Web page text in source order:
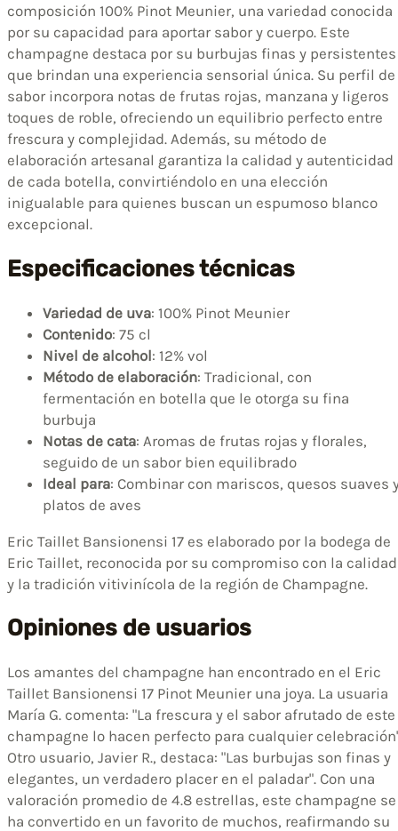
composición 100% Pinot Meunier, una variedad conocida
por su capacidad para aportar sabor y cuerpo. Este
champagne destaca por su burbujas finas y persistentes
que brindan una experiencia sensorial única. Su perfil de
sabor incorpora notas de frutas rojas, manzana y ligeros
toques de roble, ofreciendo un equilibrio perfecto entre
frescura y complejidad. Además, su método de
elaboración artesanal garantiza la calidad y autenticidad
de cada botella, convirtiéndolo en una elección
inigualable para quienes buscan un espumoso blanco
excepcional.
Especificaciones técnicas
Variedad de uva: 100% Pinot Meunier
Contenido: 75 cl
Nivel de alcohol: 12% vol
Método de elaboración: Tradicional, con
fermentación en botella que le otorga su fina
burbuja
Notas de cata: Aromas de frutas rojas y florales,
seguido de un sabor bien equilibrado
Ideal para: Combinar con mariscos, quesos suaves
platos de aves
Eric Taillet Bansionensi 17 es elaborado por la bodega de
Eric Taillet, reconocida por su compromiso con la calidad
y la tradición vitivinícola de la región de Champagne.
Opiniones de usuarios
Los amantes del champagne han encontrado en el Eric
Taillet Bansionensi 17 Pinot Meunier una joya. La usuaria
María G. comenta: "La frescura y el sabor afrutado de este
champagne lo hacen perfecto para cualquier
Otro usuario, Javier R., destaca: "Las burbujas son finas y
elegantes, un verdadero placer en el paladar". Con una
valoración promedio de 4.8 estrellas, este champagne se
ha convertido en un favorito de muchos, reafirmando su